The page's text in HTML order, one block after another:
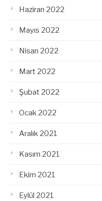
Haziran 2022
Mayıs 2022
Nisan 2022
Mart 2022
Şubat 2022
Ocak 2022
Aralık 2021
Kasım 2021
Ekim 2021
Eylül 2021